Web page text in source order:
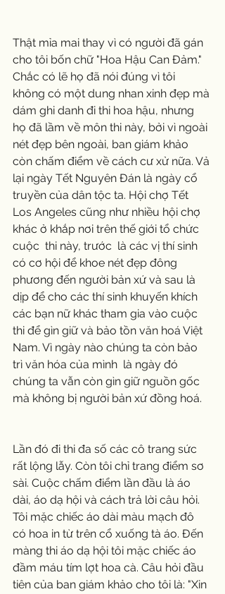
Thật mỉa mai thay vì có người đã gán
cho tôi bốn chữ "Hoa Hậu Can Đảm."
Chắc có lẽ họ đã nói đúng vì tôi
không có một dung nhan xinh đẹp mà
dám ghi danh đi thi hoa hậu, nhưng
họ đã lầm về môn thi này, bởi vì ngoài
nét đẹp bên ngoài, ban giám khảo
còn chấm điểm về cách cư xử nữa. Vả
lại ngày Tết Nguyên Đán là ngày cổ
truyền của dân tộc ta. Hội chợ Tết
Los Angeles cũng như nhiều hội chợ
khác ở khắp nơi trên thế giới tổ chức
cuộc  thi này, trước  là các vị thí sinh
có cơ hội để khoe nét đẹp đông
phương đến người bản xứ và sau là
dịp để cho các thí sinh khuyến khích
các bạn nữ khác tham gia vào cuộc
thi để gìn giữ và bảo tồn văn hoá Việt
Nam. Vì ngày nào chúng ta còn bảo
trì văn hóa của mình  là ngày đó
chúng ta vẫn còn gìn giữ nguồn gốc
mà không bị người bản xứ đồng hoá.
Lần đó đi thi đa số các cô trang sức
rất lộng lẫy. Còn tôi chỉ trang điểm sơ
sài. Cuộc chấm điểm lần đầu là áo
dài, áo dạ hội và cách trả lời câu hỏi.
Tôi mặc chiếc áo dài màu mạch đô
có hoa in từ trên cổ xuống tà áo. Đến
màng thi áo dạ hội tôi mặc chiếc áo
đầm máu tím lợt hoa cà. Câu hỏi đầu
tiên của ban giám khảo cho tôi là: "Xin